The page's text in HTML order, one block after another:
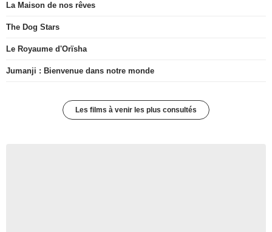
La Maison de nos rêves
The Dog Stars
Le Royaume d'Orïsha
Jumanji : Bienvenue dans notre monde
Les films à venir les plus consultés